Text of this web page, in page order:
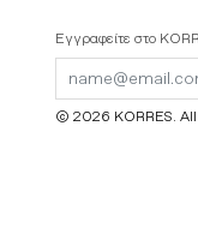
Εγγραφείτε στο
© 2026 KORRES.